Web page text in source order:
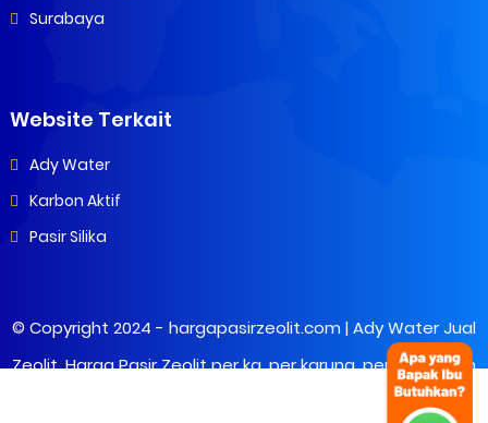
Surabaya
Website Terkait
Ady Water
Karbon Aktif
Pasir Silika
© Copyright 2024 - hargapasirzeolit.com | Ady Water Jual
Zeolit, Harga Pasir Zeolit per kg, per karung, per ton Murah